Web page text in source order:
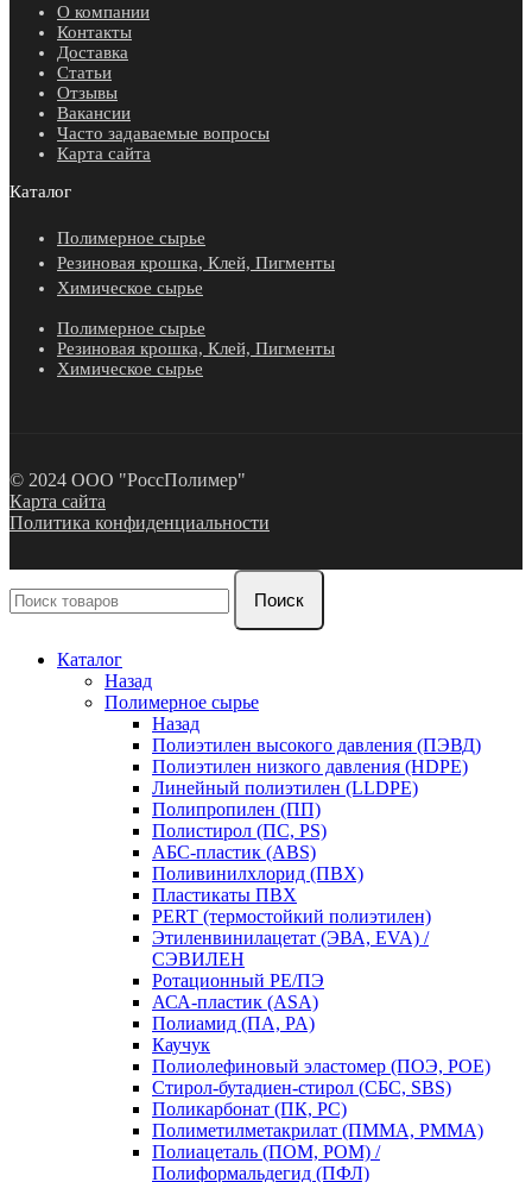
О компании
Контакты
Доставка
Статьи
Отзывы
Вакансии
Часто задаваемые вопросы
Карта сайта
Каталог
Полимерное сырье
Резиновая крошка, Клей, Пигменты
Химическое сырье
Полимерное сырье
Резиновая крошка, Клей, Пигменты
Химическое сырье
© 2024 ООО "РоссПолимер"
Карта сайта
Политика конфиденциальности
Поиск
Каталог
Назад
Полимерное сырье
Назад
Полиэтилен высокого давления (ПЭВД)
Полиэтилен низкого давления (HDPE)
Линейный полиэтилен (LLDPE)
Полипропилен (ПП)
Полистирол (ПС, PS)
АБС-пластик (ABS)
Поливинилхлорид (ПВХ)
Пластикаты ПВХ
PERT (термостойкий полиэтилен)
Этиленвинилацетат (ЭВА, EVA) /
СЭВИЛЕН
Ротационный PE/ПЭ
АСА-пластик (ASA)
Полиамид (ПА, PA)
Каучук
Полиолефиновый эластомер (ПОЭ, POE)
Стирол-бутадиен-стирол (СБС, SBS)
Поликарбонат (ПК, PC)
Полиметилметакрилат (ПММА, PMMA)
Полиацеталь (ПОМ, POM) /
Полиформальдегид (ПФЛ)